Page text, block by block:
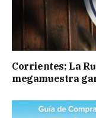
Corrientes: La
megamuestra